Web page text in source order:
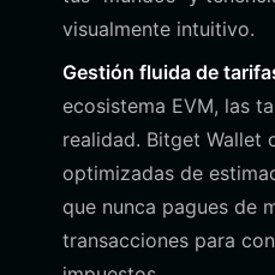
visualmente intuitivo.
Gestión fluida de
ecosistema EVM, las
realidad. Bitget Wallet
optimizadas de
que nunca pagues de
transacciones para